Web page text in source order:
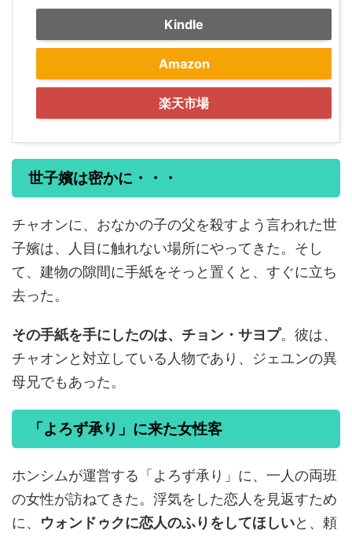
Kindle
Amazon
楽天市場
世子嬪は密かに・・・
チャオンに、おなかの子の父を殺すよう言われた世
子嬪は、人目に触れない場所にやってきた。そし
て、建物の隙間に手紙をそっと置くと、すぐに立ち
去った。
その手紙を手にしたのは、チョン・サヨプ。彼は、
チャオンと対立している人物であり、ジェユンの異
母兄でもあった。
「よろず承り」に来た女性客
ホンシムが運営する「よろず承り」に、一人の両班
の女性が訪ねてきた。浮気をした恋人を見返すため
に、 ウォンドゥクに恋人のふりをしてほしいと、頼